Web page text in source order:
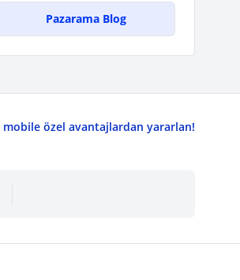
Pazarama Blog
mobile özel avantajlardan yararlan!